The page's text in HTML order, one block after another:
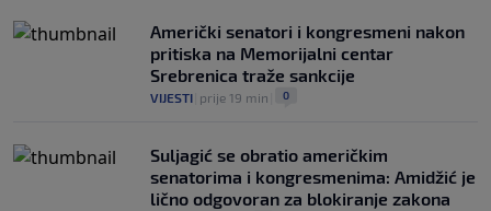
Američki senatori i kongresmeni nakon
pritiska na Memorijalni centar
Srebrenica traže sankcije
VIJESTI prije 19 min 0
Suljagić se obratio američkim
senatorima i kongresmenima: Amidžić je
lično odgovoran za blokiranje zakona